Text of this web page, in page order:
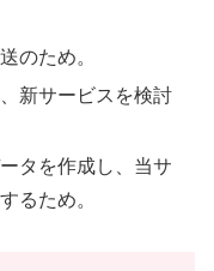
のため。
新サービスを検討
タを作成し、当サ
るため。